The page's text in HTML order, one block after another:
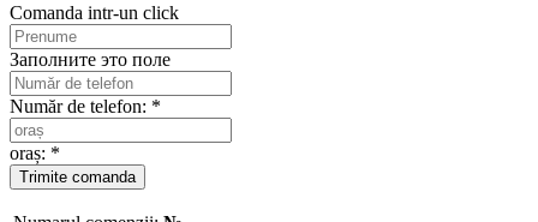
Comanda intr-un click
Заполните это поле
Număr de telefon: *
oraș: *